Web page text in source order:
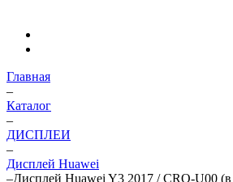
Главная
–
Каталог
–
ДИСПЛЕИ
–
Дисплей Huawei
–Дисплей Huawei Y3 2017 / CRO-U00 (в